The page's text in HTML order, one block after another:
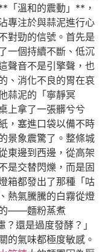
「溫和的震動」**，
專注於與蒜泥進行心
對勁的信號。首先是
一個持續不斷、低沉
音不是引擎聲，也
、消化不良的胃在哀
蒜泥的「寧靜冥
上拿了一張髒兮兮
，塞進口袋以備不時
景象震驚了。整條城
東邊到西邊，從高架
是交替閃爍，而是固
箱都發出了那種「咕
熱氣騰騰的白霧從燈
的——麵粉蒸煮
還是過度發酵？」
的氣味都極度敏感。